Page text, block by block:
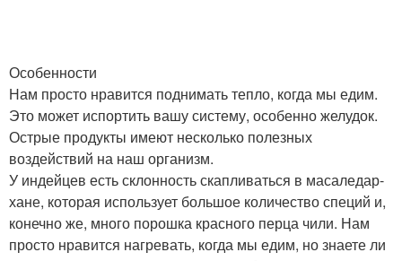
Особенности
Нам просто нравится поднимать тепло, когда мы едим.
Это может испортить вашу систему, особенно желудок.
Острые продукты имеют несколько полезных
воздействий на наш организм.
У индейцев есть склонность скапливаться в масаледар-
хане, которая использует большое количество специй и,
конечно же, много порошка красного перца чили. Нам
просто нравится нагревать, когда мы едим, но знаете ли